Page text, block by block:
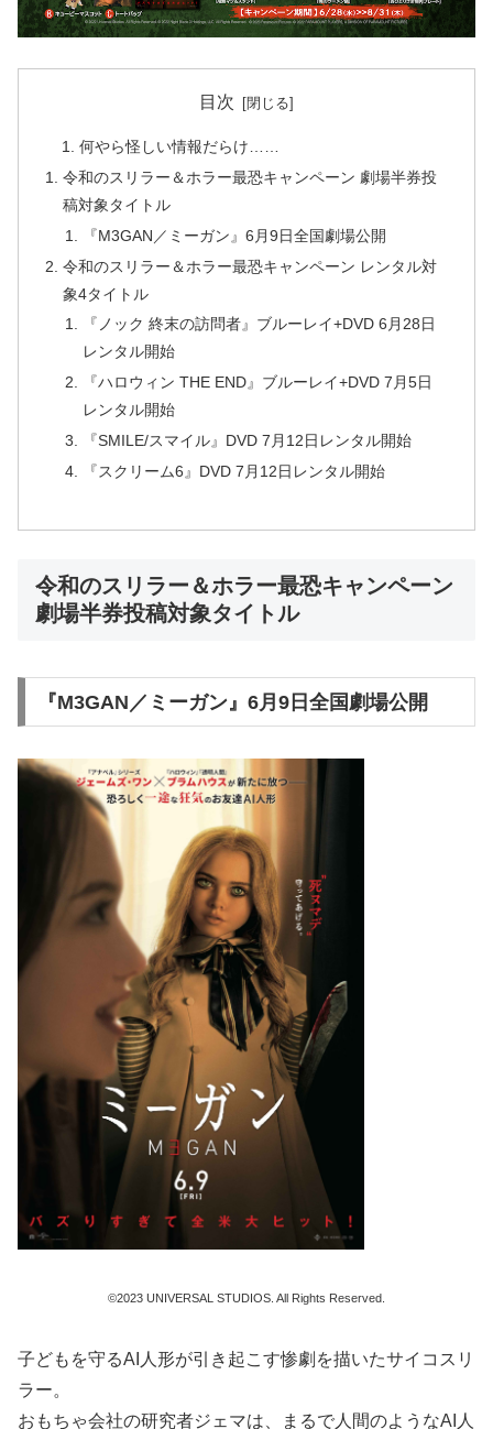
目次
何やら怪しい情報だらけ……
令和のスリラー＆ホラー最恐キャンペーン 劇場半券投
稿対象タイトル
『M3GAN／ミーガン』6⽉9⽇全国劇場公開
令和のスリラー＆ホラー最恐キャンペーン レンタル対
象4タイトル
『ノック 終末の訪問者』ブルーレイ+DVD 6⽉28⽇
レンタル開始
『ハロウィン THE END』ブルーレイ+DVD 7⽉5⽇
レンタル開始
『SMILE/スマイル』DVD 7⽉12⽇レンタル開始
『スクリーム6』DVD 7⽉12⽇レンタル開始
令和のスリラー＆ホラー最恐キャンペーン
劇場半券投稿対象タイトル
『M3GAN／ミーガン』6⽉9⽇全国劇場公開
©2023 UNIVERSAL STUDIOS. All Rights Reserved.
⼦どもを守るAI⼈形が引き起こす惨劇を描いたサイコスリ
ラー。
おもちゃ会社の研究者ジェマは、まるで⼈間のようなAI⼈